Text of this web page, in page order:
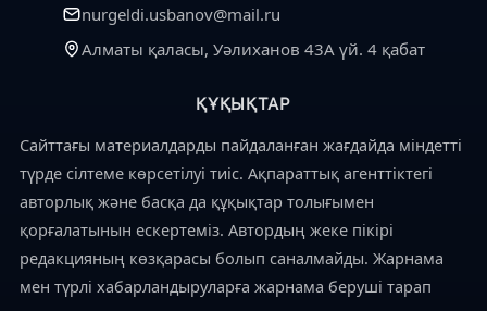
nurgeldi.usbanov@mail.ru
Алматы қаласы, Уәлиханов 43А үй. 4 қабат
ҚҰҚЫҚТАР
Сайттағы материалдарды пайдаланған жағдайда міндетті
түрде сілтеме көрсетілуі тиіс. Ақпараттық агенттіктегі
авторлық және басқа да құқықтар толығымен
қорғалатынын ескертеміз. Автордың жеке пікірі
редакцияның көзқарасы болып саналмайды. Жарнама
мен түрлі хабарландыруларға жарнама беруші тарап